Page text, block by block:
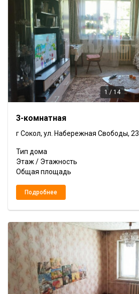
1 / 14
3-комнатная
г Сокол, ул. Набережная Свободы, 23
Тип дома
Этаж / Этажность
Общая площадь
Подробнее